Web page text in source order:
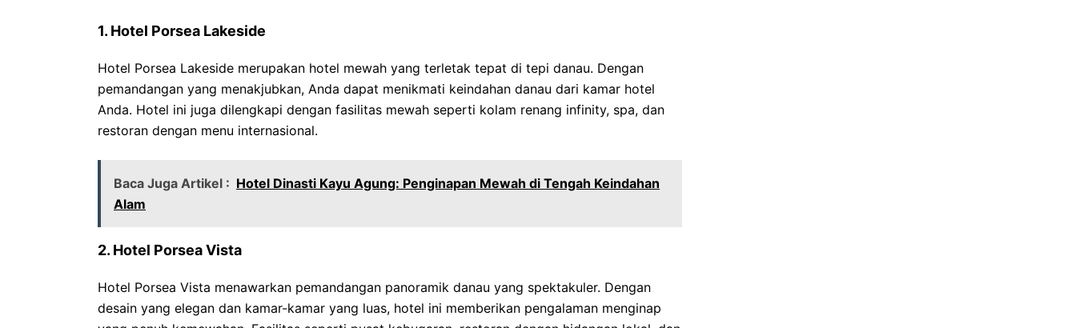
1. Hotel Porsea Lakeside
Hotel Porsea Lakeside merupakan hotel mewah yang terletak tepat di tepi danau. Dengan
pemandangan yang menakjubkan, Anda dapat menikmati keindahan danau dari kamar hotel
Anda. Hotel ini juga dilengkapi dengan fasilitas mewah seperti kolam renang infinity, spa, dan
restoran dengan menu internasional.
Baca Juga Artikel : Hotel Dinasti Kayu Agung: Penginapan Mewah di Tengah Keindahan
Alam
2. Hotel Porsea Vista
Hotel Porsea Vista menawarkan pemandangan panoramik danau yang spektakuler. Dengan
desain yang elegan dan kamar-kamar yang luas, hotel ini memberikan pengalaman menginap